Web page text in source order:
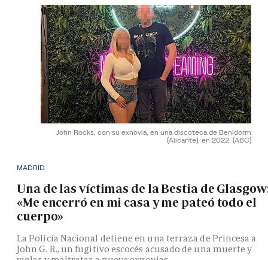
John Rocks, con su exnovia, en una discoteca de Benidorm
(Alicante), en 2022. (ABC)
MADRID
Una de las víctimas de la Bestia de
«Me encerró en mi casa y me pateó todo el
cuerpo»
La Policía Nacional detiene en una terraza de Princesa a
John G. R., un fugitivo escocés acusado de una muerte y